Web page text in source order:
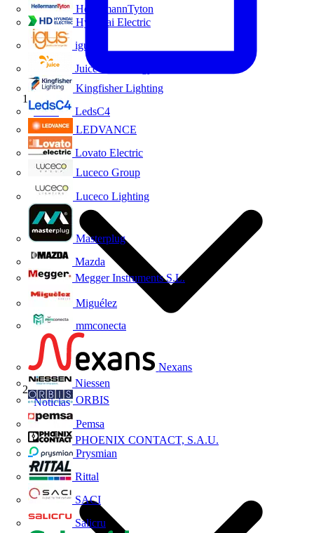
HellermannTyton
Hyundai Electric
igus
Juice Technology
Kingfisher Lighting
LedsC4
LEDVANCE
Lovato Electric
Luceco Group
Luceco Lighting
Masterplug
Mazda
Megger Instruments S.L.
Miguélez
mmconecta
Nexans
Niessen
ORBIS
Pemsa
PHOENIX CONTACT, S.A.U.
Prysmian
Rittal
SACI
Salicru
Inicio
Noticias